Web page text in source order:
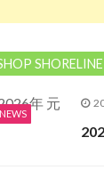
NEWS